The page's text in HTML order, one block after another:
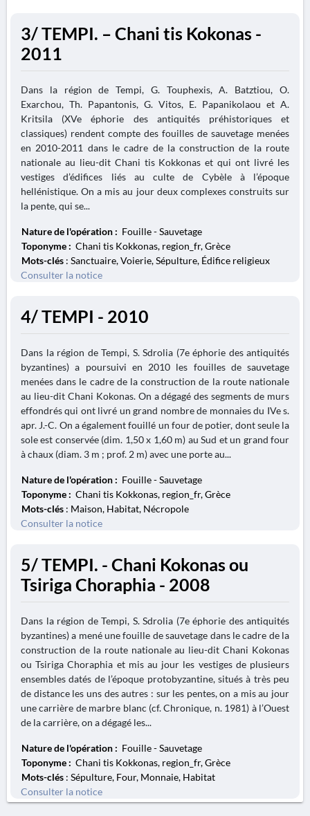
3/ TEMPI. – Chani tis Kokonas -
2011
Dans la région de Tempi, G. Touphexis, A. Batztiou, O.
Exarchou, Th. Papantonis, G. Vitos, E. Papanikolaou et A.
Kritsila (XVe éphorie des antiquités préhistoriques et
classiques) rendent compte des fouilles de sauvetage menées
en 2010-2011 dans le cadre de la construction de la route
nationale au lieu-dit Chani tis Kokkonas et qui ont livré les
vestiges d’édifices liés au culte de Cybèle à l’époque
hellénistique. On a mis au jour deux complexes construits sur
la pente, qui se...
Nature de l'opération : Fouille - Sauvetage
Toponyme : Chani tis Kokkonas, region_fr, Grèce
Mots-clés : Sanctuaire, Voierie, Sépulture, Édifice religieux
Consulter la notice
4/ TEMPI - 2010
Dans la région de Tempi, S. Sdrolia (7e éphorie des antiquités
byzantines) a poursuivi en 2010 les fouilles de sauvetage
menées dans le cadre de la construction de la route nationale
au lieu-dit Chani Kokonas. On a dégagé des segments de murs
effondrés qui ont livré un grand nombre de monnaies du IVe s.
apr. J.-C. On a également fouillé un four de potier, dont seule la
sole est conservée (dim. 1,50 x 1,60 m) au Sud et un grand four
à chaux (diam. 3 m ; prof. 2 m) avec une porte au...
Nature de l'opération : Fouille - Sauvetage
Toponyme : Chani tis Kokkonas, region_fr, Grèce
Mots-clés : Maison, Habitat, Nécropole
Consulter la notice
5/ TEMPI. - Chani Kokonas ou
Tsiriga Choraphia - 2008
Dans la région de Tempi, S. Sdrolia (7e éphorie des antiquités
byzantines) a mené une fouille de sauvetage dans le cadre de la
construction de la route nationale au lieu-dit Chani Kokonas
ou Tsiriga Choraphia et mis au jour les vestiges de plusieurs
ensembles datés de l’époque protobyzantine, situés à très peu
de distance les uns des autres : sur les pentes, on a mis au jour
une carrière de marbre blanc (cf. Chronique, n. 1981) à l’Ouest
de la carrière, on a dégagé les...
Nature de l'opération : Fouille - Sauvetage
Toponyme : Chani tis Kokkonas, region_fr, Grèce
Mots-clés : Sépulture, Four, Monnaie, Habitat
Consulter la notice